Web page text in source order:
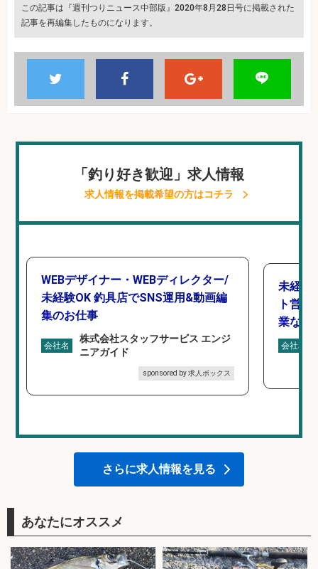
この記事は『週刊つりニュース中部版』2020年8月28日号に掲載された
記事を再編集したものになります。
「釣り好き歓迎」求人情報
求人情報を掲載希望の方はコチラ
WEBデザイナー・WEBディレクター/
未経験OK 釣具店でSNS運用&動画編
集のお仕事
会社名
株式会社スタッフサービス エンジ
ニアガイド
sponsored by 求人ボックス
未経験
ト営
業なし
会社名
さらに求人情報を見る
あなたにオススメ